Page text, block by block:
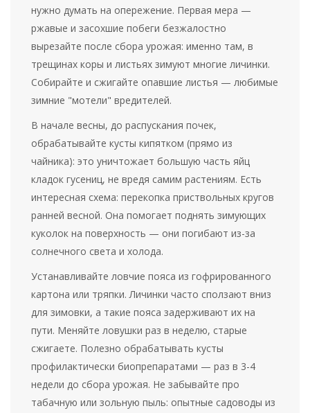
нужно думать на опережение. Первая мера —
ржавые и засохшие побеги безжалостно
вырезайте после сбора урожая: именно там, в
трещинах коры и листьях зимуют многие личинки.
Собирайте и сжигайте опавшие листья — любимые
зимние "мотели" вредителей.
В начале весны, до распускания почек,
обрабатывайте кусты кипятком (прямо из
чайника): это уничтожает большую часть яйц
кладок гусениц, не вредя самим растениям. Есть
интересная схема: перекопка приствольных кругов
ранней весной. Она помогает поднять зимующих
куколок на поверхность — они погибают из-за
солнечного света и холода.
Устанавливайте ловчие пояса из гофрированного
картона или тряпки. Личинки часто сползают вниз
для зимовки, а такие пояса задерживают их на
пути. Меняйте ловушки раз в неделю, старые
сжигаете. Полезно обрабатывать кусты
профилактически биопрепаратами — раз в 3-4
недели до сбора урожая. Не забывайте про
табачную или зольную пыль: опытные садоводы из